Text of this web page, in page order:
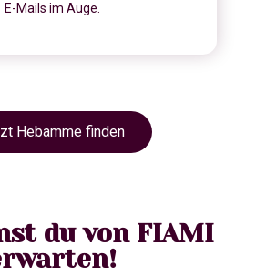
E-Mails im Auge.
Hebamme finden
du von FIAMI